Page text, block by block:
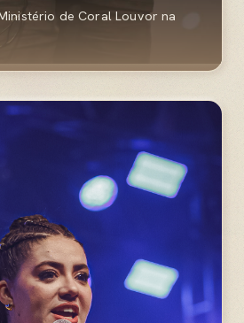
de Coral Louvor na